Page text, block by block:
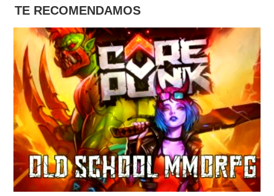
TE RECOMENDAMOS